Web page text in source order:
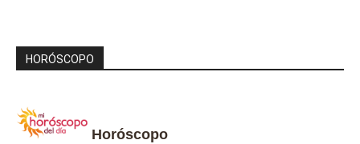
HORÓSCOPO
Horóscopo